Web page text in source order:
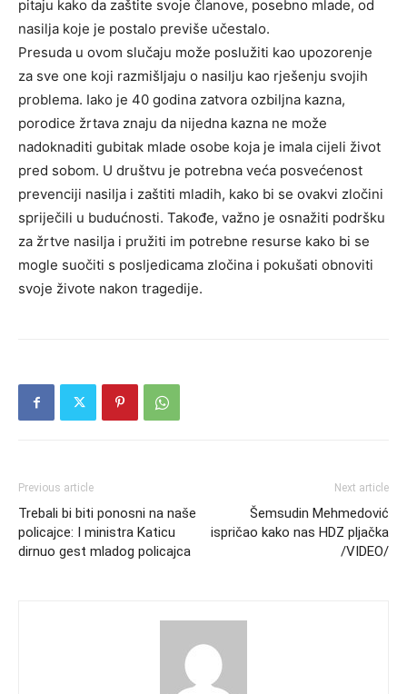
pitaju kako da zaštite svoje članove, posebno mlade, od
nasilja koje je postalo previše učestalo.
Presuda u ovom slučaju može poslužiti kao upozorenje
za sve one koji razmišljaju o nasilju kao rješenju svojih
problema. Iako je 40 godina zatvora ozbiljna kazna,
porodice žrtava znaju da nijedna kazna ne može
nadoknaditi gubitak mlade osobe koja je imala cijeli život
pred sobom. U društvu je potrebna veća posvećenost
prevenciji nasilja i zaštiti mladih, kako bi se ovakvi zločini
spriječili u budućnosti. Takođe, važno je osnažiti podršku
za žrtve nasilja i pružiti im potrebne resurse kako bi se
mogle suočiti s posljedicama zločina i pokušati obnoviti
svoje živote nakon tragedije.
Previous article
Trebali bi biti ponosni na naše
policajce: I ministra Katicu
dirnuo gest mladog policajca
Next article
Šemsudin Mehmedović
ispričao kako nas HDZ pljačka
/VIDEO/